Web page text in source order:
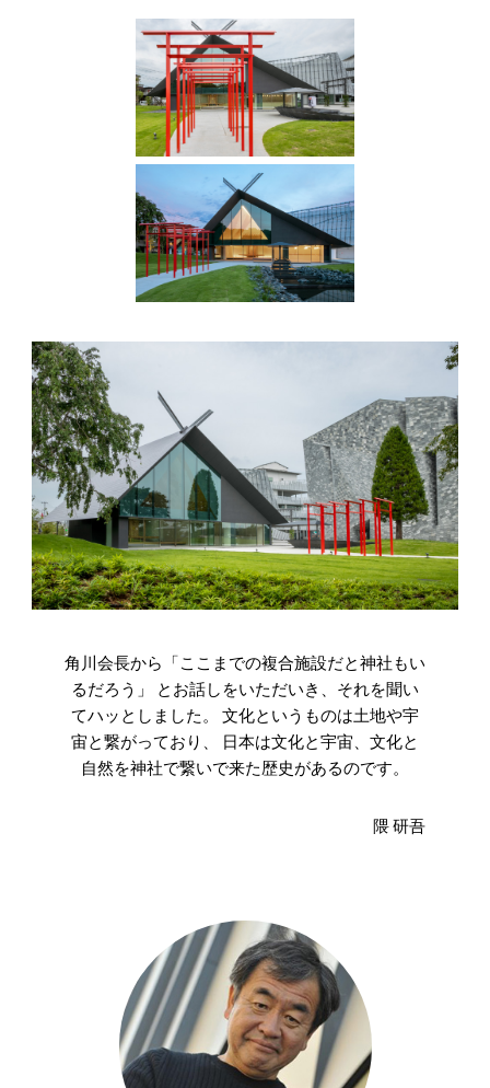
角川会長から「ここまでの複合施設だと神社もい
るだろう」 とお話しをいただいき、それを聞い
てハッとしました。 文化というものは土地や宇
宙と繋がっており、 日本は文化と宇宙、文化と
自然を神社で繋いで来た歴史があるのです。
隈 研吾